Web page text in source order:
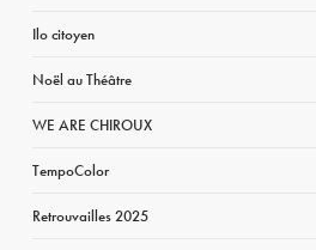
Ilo citoyen
Noël au Théâtre
WE ARE CHIROUX
TempoColor
Retrouvailles 2025